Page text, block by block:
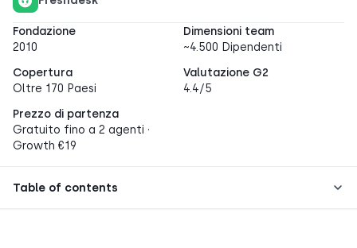
Table of contents
Fondazione
2010
Dimensioni team
~4.500 Dipendenti
Copertura
Oltre 170 Paesi
Valutazione G2
4.4/5
Prezzo di partenza
Gratuito fino a 2 agenti ·
Growth €19